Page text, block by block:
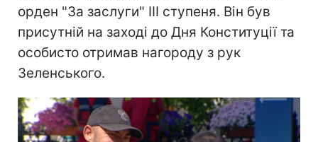
орден "За заслуги" III ступеня. Він був
присутній на заході до Дня Конституції та
особисто отримав нагороду з рук
Зеленського.